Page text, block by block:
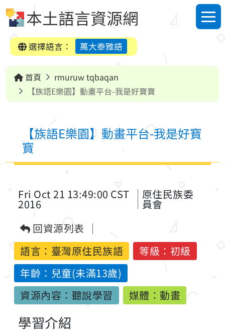
本土語言資源網
選單
選擇語言：
萬大泰雅語
首頁
rmuruw tqbaqan
【族語E樂園】動畫平台-我是好寶寶
【族語E樂園】動畫平台-我是好寶
寶
Fri Oct 21 13:49:00 CST
2016
原住民族委
員會
回資源列表
語言： 臺灣原住民族語
等級：初級
年齡：兒童(未滿13歲)
資源內容：聽說學習
媒體：動畫
學習介紹